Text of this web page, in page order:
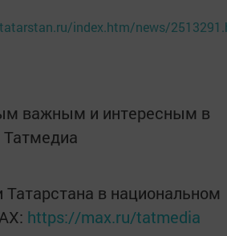
index.htm/news/
важным и интересным в
Татмедиа
Татарстана в национальном
https://max.ru/tatmedia